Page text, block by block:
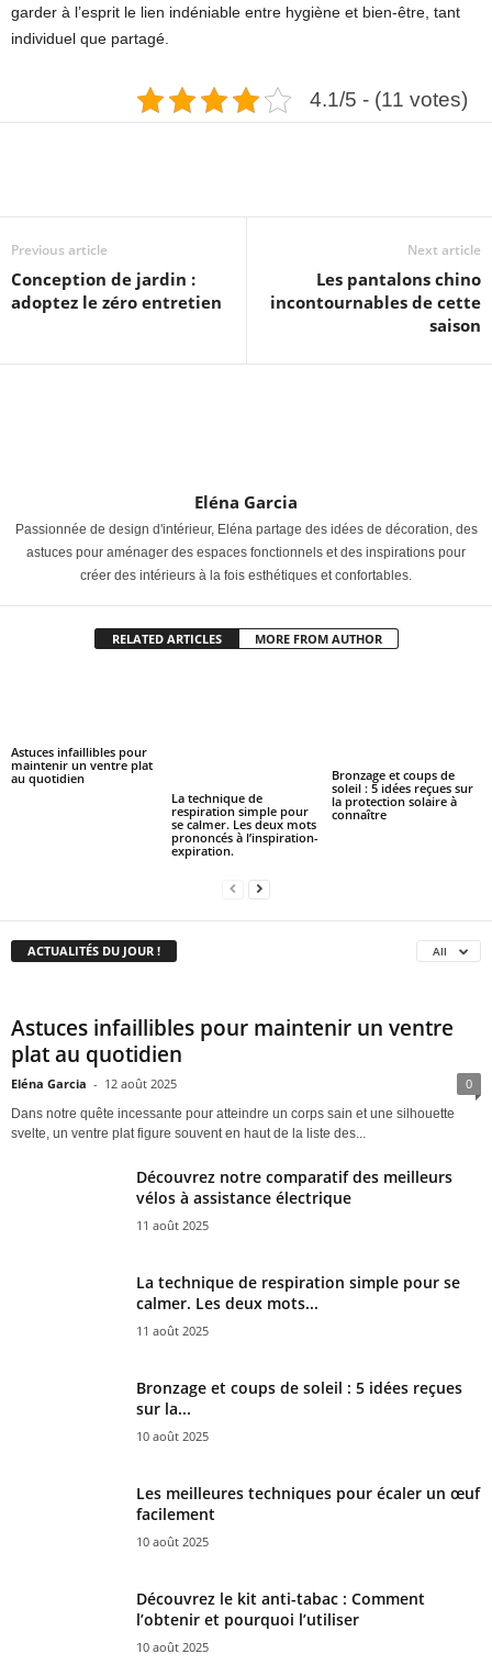
garder à l’esprit le lien indéniable entre hygiène et bien-être, tant
individuel que partagé.
4.1/5 - (11 votes)
Previous article
Conception de jardin :
adoptez le zéro entretien
Next article
Les pantalons chino
incontournables de cette
saison
Eléna Garcia
Passionnée de design d'intérieur, Eléna partage des idées de décoration, des
astuces pour aménager des espaces fonctionnels et des inspirations pour
créer des intérieurs à la fois esthétiques et confortables.
RELATED ARTICLES MORE FROM AUTHOR
Astuces infaillibles pour
maintenir un ventre plat
au quotidien
La technique de
respiration simple pour
se calmer. Les deux mots
prononcés à l’inspiration-
expiration.
Bronzage et coups de
soleil : 5 idées reçues sur
la protection solaire à
connaître
ACTUALITÉS DU JOUR ! All
Astuces infaillibles pour maintenir un ventre
plat au quotidien
Eléna Garcia - 12 août 2025 0
Dans notre quête incessante pour atteindre un corps sain et une silhouette
svelte, un ventre plat figure souvent en haut de la liste des...
Découvrez notre comparatif des meilleurs
vélos à assistance électrique
11 août 2025
La technique de respiration simple pour se
calmer. Les deux mots...
11 août 2025
Bronzage et coups de soleil : 5 idées reçues
sur la...
10 août 2025
Les meilleures techniques pour écaler un œuf
facilement
10 août 2025
Découvrez le kit anti-tabac : Comment
l’obtenir et pourquoi l’utiliser
10 août 2025